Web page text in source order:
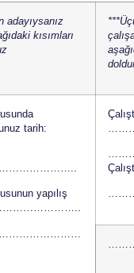
adayıysanız
kısımları
tarih:
yapılış